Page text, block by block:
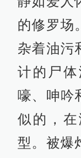
的修罗场
杂着油污
计的尸
嚎、呻吟
似的，
型。被爆